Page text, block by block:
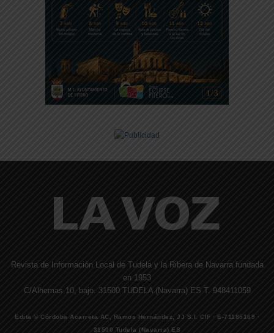
Revista de Información Local de Tudela y la Ribera de Navarra fundada
en 1953
C/Alhemas 10, bajo. 31500 TUDELA (Navarra) ES T. 948411059
Edita © Córdoba Acarreta AC, Ramos Hernández, JJ S.I. CIF · E-71185169 ·
31500 Tudela (Navarra) ES